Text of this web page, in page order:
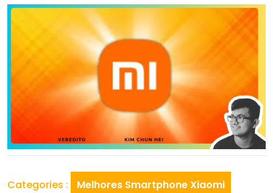
Categories : Melhores Smartphone Xiaomi